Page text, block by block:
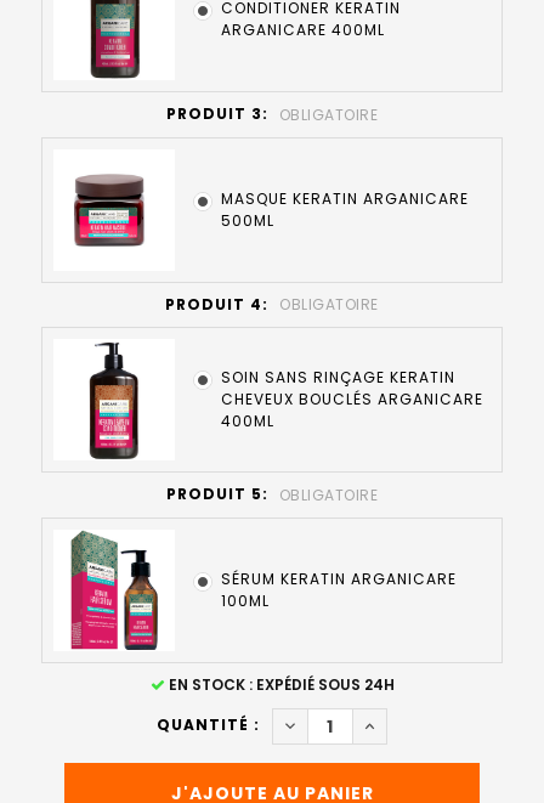
CONDITIONER KERATIN
ARGANICARE 400ML
PRODUIT 3: OBLIGATOIRE
MASQUE KERATIN ARGANICARE
500ML
PRODUIT 4: OBLIGATOIRE
SOIN SANS RINÇAGE KERATIN
CHEVEUX BOUCLÉS ARGANICARE
400ML
PRODUIT 5: OBLIGATOIRE
SÉRUM KERATIN ARGANICARE
100ML
EN STOCK : EXPÉDIÉ SOUS 24H
QUANTITÉ :
DIMINUER LA QUANTITÉ DE
AUGMENTER LA